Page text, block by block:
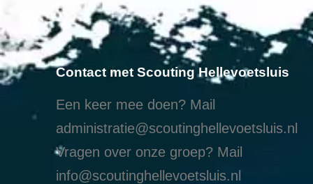
Contact met Scouting Hellevoetsluis
Een keer mee doen? Mail
administratie@scoutinghellevoetsluis.nl
Vragen over onze groep? Mail
info@scoutinghellevoetsluis.nl